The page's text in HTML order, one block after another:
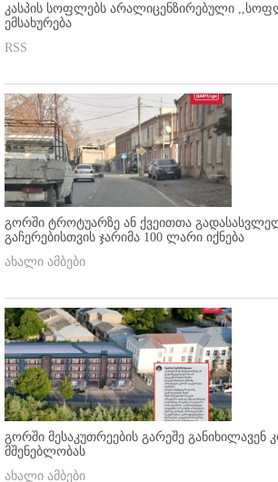
კასპის სოფლებს არალიცენზირებული
ემსახურება
RSS
გორში ტროტუარზე ან ქვეითთა
გაჩერებისთვის ჯარიმა 100 ლარი იქნება
ახალი ამბები
გორში მესაკუთრეების გარეშე განიხილავენ
მშენებლობას
ახალი ამბები